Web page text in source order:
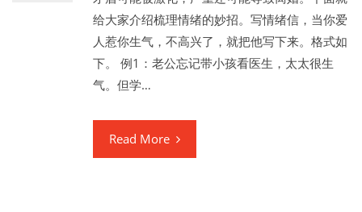
给大家介绍梳理情绪的妙招。写情绪信，当你爱
人惹你生气，不高兴了，就把他写下来。格式如
下。 例1：老公忘记带小孩看医生，太太很生
气。但学…
Read More